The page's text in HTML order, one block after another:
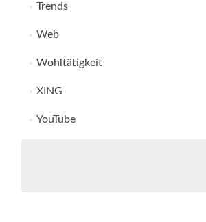
Trends
Web
Wohltätigkeit
XING
YouTube